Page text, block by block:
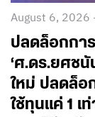
August 6, 2026
ปลดล็อกกา
‘ศ.ดร.ยศช
ใหม่ ปลดล็อ
ใช้ทุนแค่ 1